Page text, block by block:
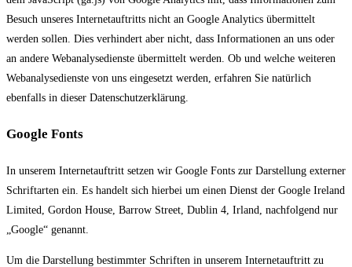
Besuch unseres Internetauftritts nicht an Google Analytics übermittelt
werden sollen. Dies verhindert aber nicht, dass Informationen an uns oder
an andere Webanalysedienste übermittelt werden. Ob und welche weiteren
Webanalysedienste von uns eingesetzt werden, erfahren Sie natürlich
ebenfalls in dieser Datenschutzerklärung.
Google Fonts
In unserem Internetauftritt setzen wir Google Fonts zur Darstellung externer
Schriftarten ein. Es handelt sich hierbei um einen Dienst der Google Ireland
Limited, Gordon House, Barrow Street, Dublin 4, Irland, nachfolgend nur
„Google“ genannt.
Um die Darstellung bestimmter Schriften in unserem Internetauftritt zu